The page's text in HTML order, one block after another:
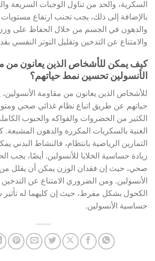
السكرية، والحد من تناول الوجبات السريعة
بالإضافة إلى ذلك، يجب تجنب ارتفاع
والدهون في الجسم من خلال الحفاظ على
والامتناع عن التدخين وتقليل التوتر النفسي
كيف يمكن للأشخاص الذين يعانون من
الأنسولين تحسين نمط حياتهم؟
للأشخاص الذين يعانون من مقاومة
حياتهم عن طريق اتباع نظام غذائي صحي
الكثير من الخضروات والفواكه والحبوب
الغنية بالسكريات المكررة والدهون المشبعة.
التمارين الرياضية بانتظام، فالنشاط البدني
زيادة حساسية الخلايا للأنسولين. أيضًا، يجب
صحي، حيث إن فقدان الوزن يمكن أن يقلل
الأنسولين. ومن الضروري الامتناع عن
الكحول بشكل مفرط، حيث إن كليهما له
حساسية الأنسولين.